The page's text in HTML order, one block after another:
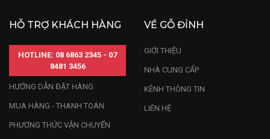
HỖ TRỢ KHÁCH HÀNG
HOTLINE: 08 6863 2345 - 07
8481 3456
HƯỚNG DẪN ĐẶT HÀNG
MUA HÀNG - THANH TOÁN
PHƯƠNG THỨC VẬN CHUYỂN
VỀ GỖ ĐỈNH
GIỚI THIỆU
NHÀ CUNG CẤP
KÊNH THÔNG TIN
LIÊN HỆ